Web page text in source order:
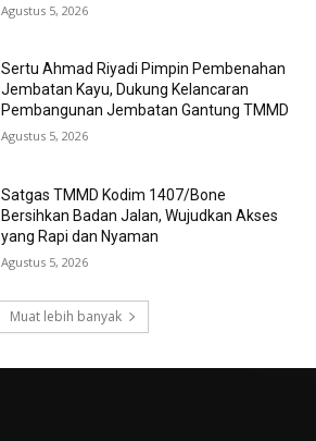
Agustus 5, 2026
Sertu Ahmad Riyadi Pimpin Pembenahan
Jembatan Kayu, Dukung Kelancaran
Pembangunan Jembatan Gantung TMMD
Agustus 5, 2026
Satgas TMMD Kodim 1407/Bone
Bersihkan Badan Jalan, Wujudkan Akses
yang Rapi dan Nyaman
Agustus 5, 2026
Muat lebih banyak